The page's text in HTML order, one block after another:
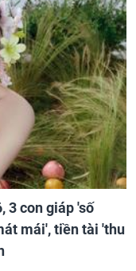
3 con giáp 'số
mái', tiền tài 'thu